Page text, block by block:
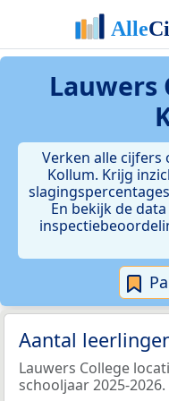
Lauwers
Verken alle cijfers
Kollum. Krijg
En bekijk de
Aantal
Lauwers College
schooljaar 2025-2026.